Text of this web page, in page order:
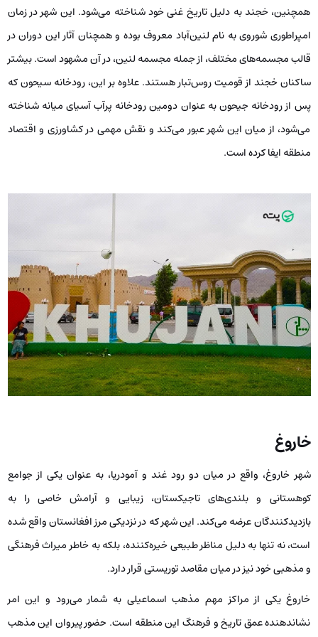
همچنین، خجند به دلیل تاریخ غنی‌ خود شناخته می‌شود. این شهر در زمان
امپراطوری شوروی به نام لنین‌آباد معروف بوده و همچنان آثار این دوران در
قالب مجسمه‌های مختلف، از جمله مجسمه لنین، در آن مشهود است. بیشتر
ساکنان خجند از قومیت روس‌تبار هستند. علاوه بر این، رودخانه سیحون که
پس از رودخانه جیحون به عنوان دومین رودخانه پرآب آسیای میانه شناخته
می‌شود، از میان این شهر عبور می‌کند و نقش مهمی در کشاورزی و اقتصاد
منطقه ایفا کرده است.
خاروغ
شهر خاروغ، واقع در میان دو رود غند و آمودریا، به عنوان یکی از جوامع
کوهستانی و بلندی‌های تاجیکستان، زیبایی و آرامش خاصی را به
بازدیدکنندگان عرضه می‌کند. این شهر که در نزدیکی مرز افغانستان واقع شده
است، نه تنها به دلیل مناظر طبیعی خیره‌کننده‌، بلکه به خاطر میراث فرهنگی
و مذهبی‌ خود نیز در میان مقاصد توریستی قرار دارد.
خاروغ یکی از مراکز مهم مذهب اسماعیلی به شمار می‌رود و این امر
نشاندهنده‌ عمق تاریخ و فرهنگ این منطقه است. حضور پیروان این مذهب